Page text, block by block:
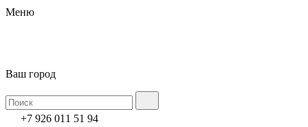
Меню
Ваш город
+7 926 011 51 94